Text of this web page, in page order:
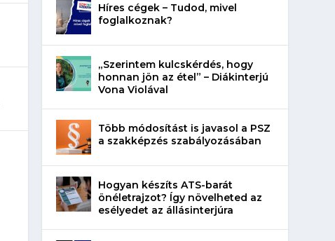
Híres cégek – Tudod, mivel
foglalkoznak?
„Szerintem kulcskérdés, hogy
honnan jön az étel” – Diákinterjú
Vona Violával
Több módosítást is javasol a PSZ
a szakképzés szabályozásában
Hogyan készíts ATS-barát
önéletrajzot? Így növelheted az
esélyedet az állásinterjúra